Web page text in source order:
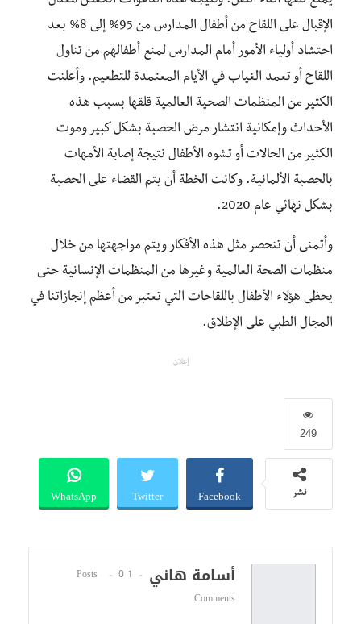
الإقبال على اللقاح من أطفال المدارس من 95% إلى 8% بعد
احتشاد أولياء الأمور أمام المدارس لمنع أطفالهم من تناول
اللقاح أو تعمد الغياب في الأيام المعتمدة للتطعيم. وأعلنت
الكثير من المنظمات الصحية العالمية قلقها بسبب هذه
الأحداث وإمكانية انتشار مرض الحصبة بشكل كبير وموت
الكثير من الحالات أو تشوه الأطفال نتيجة إصابة الأمهات
بالحصبة الألمانية. وكانت الخطة أن يتم القضاء على الحصبة
بشكل نهائي عام 2020.
وأتمنى أن تنحصر مثل هذه الأفكار ويتم مواجهتها من خلال
منظمات الصحة العالمية وغيرها من المنظمات الإنسانية حتى
يحظى هؤلاء الأطفال باللقاحات التي تعتبر من أعظم إنجازاتنا في
المجال الطبي على الإطلاق.
إعلان
249
نشر Facebook
Twitter
WhatsApp
أسامة هاني 1 Posts
0
Comments